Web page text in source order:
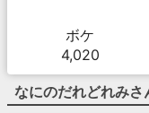
ボケ
4,020
なにのだれどれみさ